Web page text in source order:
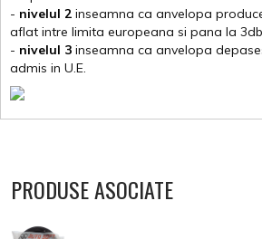
- nivelul 2 inseamna ca anvelopa
aflat intre limita europeana si pana la
- nivelul 3 inseamna ca anvelopa
admis in U.E.
PRODUSE ASOCIATE